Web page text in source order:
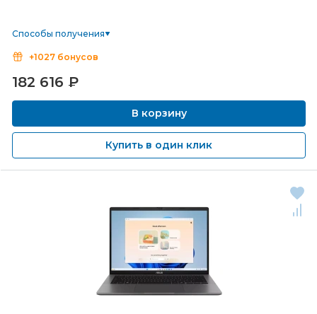
Способы получения
+1027 бонусов
182 616 ₽
В корзину
Купить в один клик